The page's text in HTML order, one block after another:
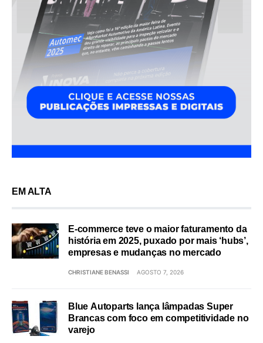
EM ALTA
E-commerce teve o maior faturamento da
história em 2025, puxado por mais ‘hubs’,
empresas e mudanças no mercado
CHRISTIANE BENASSI AGOSTO 7, 2026
Blue Autoparts lança lâmpadas Super
Brancas com foco em competitividade no
varejo